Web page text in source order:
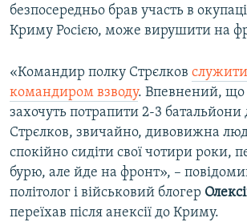
безпосередньо брав участь в
Криму Росією, може вирушити на
«Командир полку Стрєлков
командиром взводу. Впевнений, що
захочуть потрапити 2-3 батальйони
Стрєлков, звичайно, дивовижна
спокійно сидіти свої чотири роки,
бурю, але йде на фронт», –
політолог і військовий блогер
переїхав після анексії до Криму.